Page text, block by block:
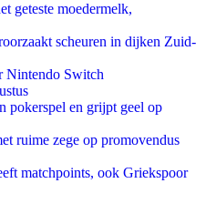
geteste moedermelk,
scheuren in dijken Zuid-
Nintendo Switch
pokerspel en grijpt geel op
ruime zege op promovendus
matchpoints, ook Griekspoor